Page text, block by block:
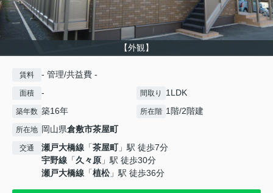
【外観】
賃料 - 管理/共益費 -
面積 - 間取り 1LDK
築年数 築16年 所在階 1階/2階建
所在地 岡山県倉敷市茶屋町
交通 瀬戸大橋線 「茶屋町」駅 徒歩7分
宇野線 「久々原 」駅 徒歩30分
瀬戸大橋線 「植松」駅 徒歩36分